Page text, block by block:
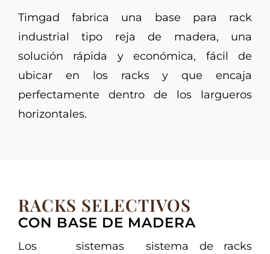
Timgad fabrica una base para rack
industrial tipo reja de madera, una
solución rápida y económica, fácil de
ubicar en los racks y que encaja
perfectamente dentro de los largueros
horizontales.
RACKS SELECTIVOS
CON BASE DE MADERA
Los sistemas
sistema de racks